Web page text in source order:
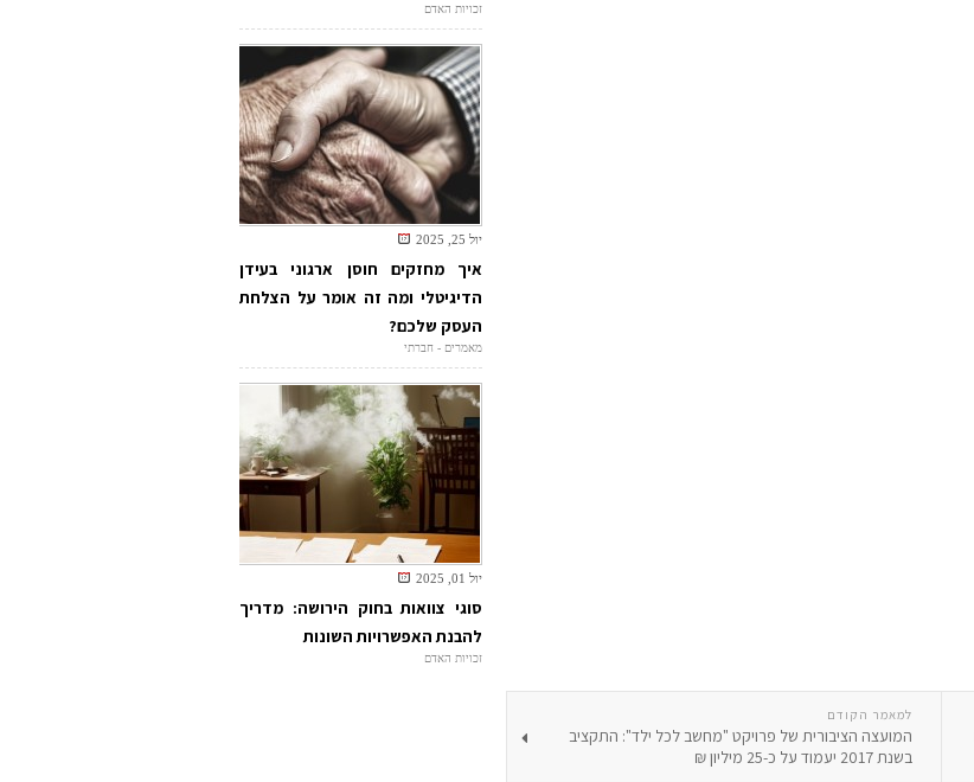
למאמר הקודם
המועצה הציבורית של פרויקט "מחשב לכל ילד": התקציב
בשנת 2017 יעמוד על כ-25 מיליון ₪
זכויות האדם
יול 25, 2025
איך מחזקים חוסן ארגוני בעידן
הדיגיטלי ומה זה אומר על הצלחת
העסק שלכם?
מאמרים - חברתי
יול 01, 2025
סוגי צוואות בחוק הירושה: מדריך
להבנת האפשרויות השונות
זכויות האדם